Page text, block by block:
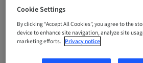
German
Points
9.00 Points
Cookie Settings
By clicking “Accept All Cookies”, you agree to the
device to enhance site navigation, analyze site
marketing efforts. Privacy notice